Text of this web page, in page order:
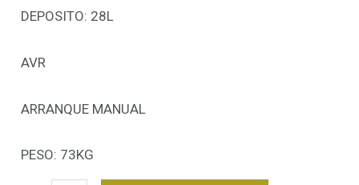
DEPOSITO: 28L
AVR
ARRANQUE MANUAL
PESO: 73KG